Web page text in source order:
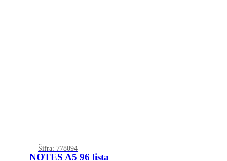
Šifra: 778094
NOTES A5 96 lista